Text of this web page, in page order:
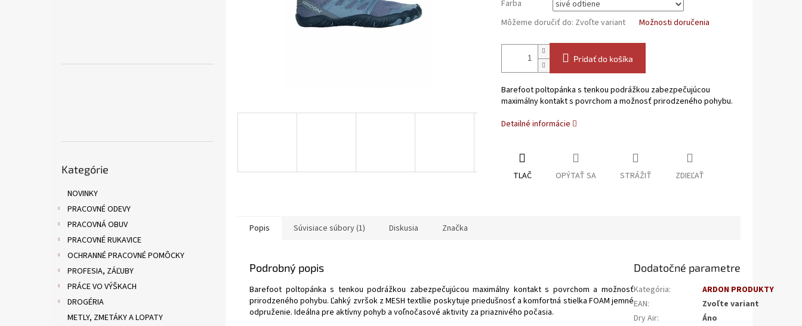
kategórie
Kategórie
NOVINKY
PRACOVNÉ ODEVY
PRACOVNÁ OBUV
PRACOVNÉ RUKAVICE
OCHRANNÉ PRACOVNÉ POMÔCKY
PROFESIA, ZÁĽUBY
PRÁCE VO VÝŠKACH
DROGÉRIA
METLY, ZMETÁKY A LOPATY
Farba
Môžeme doručiť do: Zvoľte variant Možnosti doručenia
Pridať do košíka
Barefoot poltopánka s tenkou podrážkou zabezpečujúcou
maximálny kontakt s povrchom a možnosť prirodzeného pohybu.
Detailné informácie
TLAČ OPÝTAŤ SA STRÁŽIŤ ZDIEĽAŤ
Popis Súvisiace súbory (1) Diskusia Značka
Podrobný popis
Barefoot poltopánka s tenkou podrážkou zabezpečujúcou maximálny kontakt s povrchom a možnosť
prirodzeného pohybu. Ľahký zvršok z MESH textílie poskytuje priedušnosť a komfortná stielka FOAM jemné
odpruženie. Ideálna pre aktívny pohyb a voľnočasové aktivity za priaznivého počasia.
Dodatočné parametre
Kategória:
ARDON PRODUKTY
EAN:
Zvoľte variant
Dry Air:
Áno